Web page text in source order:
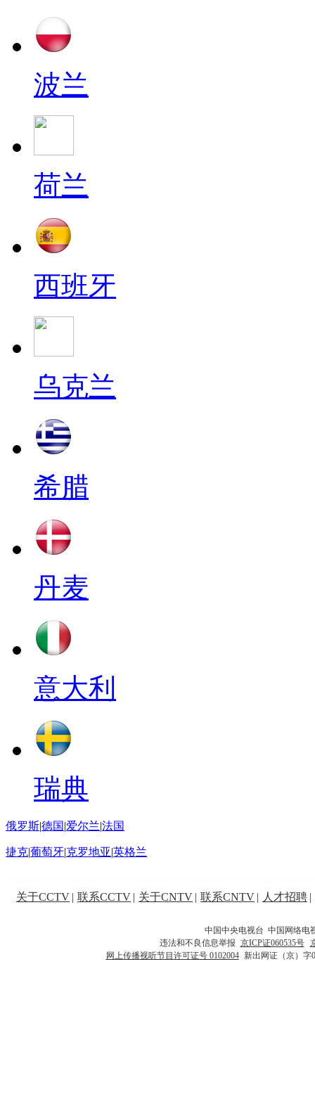
波兰
荷兰
西班牙
乌克兰
希腊
丹麦
意大利
瑞典
俄罗斯|德国|爱尔兰|法国
捷克|葡萄牙|克罗地亚|英格兰
关于CCTV | 联系CCTV | 关于CNTV | 联系CNTV | 人才招聘 |
中国中央电视台 中国网络电
违法和不良信息举报 京ICP证060535号
网上传播视听节目许可证号 0102004 新出网证（京）